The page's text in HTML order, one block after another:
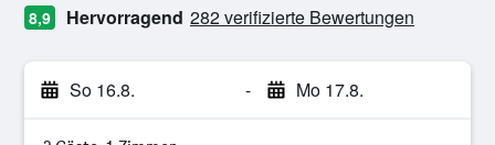
8,9 Hervorragend 282 verifizierte Bewertungen
So 16.8. - Mo 17.8.